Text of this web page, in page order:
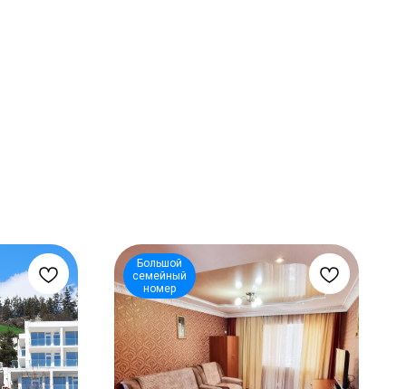
Большой
семейный
номер